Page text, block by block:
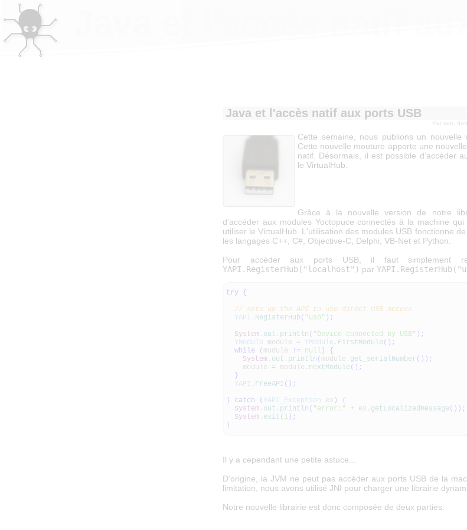
Java et l'accès natif
Java et l'accès natif aux ports USB
Par
Cette semaine, nous publions un nouvelle
Cette nouvelle mouture apporte une
natif. Désormais, il est possible d’accéder
le VirtualHub.
Grâce à la nouvelle version de notre
d’accéder aux modules Yoctopuce connectés à la machine
utiliser le VirtualHub. L'utilisation des modules USB fonctionne
les langages C++, C#, Objective-C, Delphi, VB-Net et Python.
Pour accéder aux ports USB, il faut simplement
YAPI.RegisterHub("localhost") par
try {
// sets up the API to use direct USB access
YAPI . RegisterHub ( "usb" ) ;
System . out . println ( "Device connected by USB" ) ;
YModule module = YModule . FirstModule ( ) ;
while
( module != null )
{
System . out . println ( module. get_serialNumber ( ) ) ;
module = module. nextModule ( ) ;
}
YAPI . FreeAPI ( ) ;
}
catch ( YAPI_Exception ex )
{
System . out . println ( "error:" + ex. getLocalizedMessage ( ) ) ;
System . exit ( 1 ) ;
}
Il y a cependant une petite astuce...
D'origine, la JVM ne peut pas accéder aux ports USB de la
limitation, nous avons utilisé JNI pour charger une librairie
Notre nouvelle librairie est donc composée de deux parties: